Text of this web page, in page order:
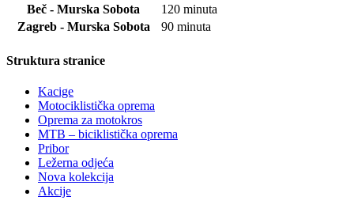
Beč - Murska Sobota
120 minuta
Zagreb - Murska Sobota
90 minuta
Struktura stranice
Kacige
Motociklistička oprema
Oprema za motokros
MTB – biciklistička oprema
Pribor
Ležerna odjeća
Nova kolekcija
Akcije